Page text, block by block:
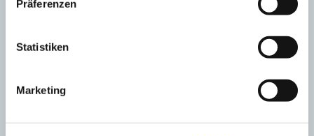
Präferenzen
Statistiken
Marketing